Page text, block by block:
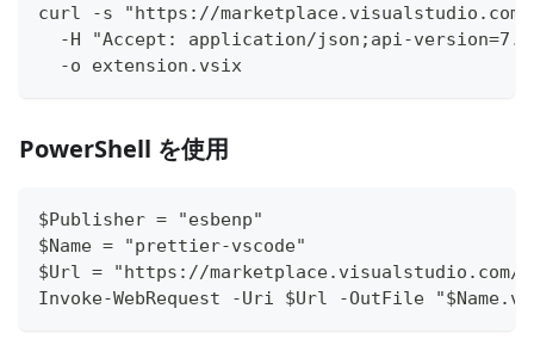
curl -s "https://marketplace.visualstudio.com/
-H "Accept: application/json;api-
  -o extension.vsix
PowerShell を使用
$Publisher = "esbenp"
$Name = "prettier-vscode"
$Url = "https://marketplace.visualstudio.com/
Invoke-WebRequest -Uri $Url -OutFile